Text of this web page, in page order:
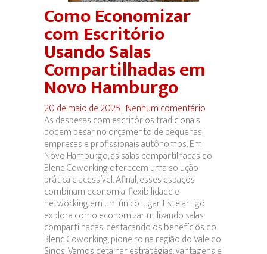
Como Economizar
com Escritório
Usando Salas
Compartilhadas em
Novo Hamburgo
20 de maio de 2025|Nenhum comentário
As despesas com escritórios tradicionais
podem pesar no orçamento de pequenas
empresas e profissionais autônomos. Em
Novo Hamburgo, as salas compartilhadas do
Blend Coworking oferecem uma solução
prática e acessível. Afinal, esses espaços
combinam economia, flexibilidade e
networking em um único lugar. Este artigo
explora como economizar utilizando salas
compartilhadas, destacando os benefícios do
Blend Coworking, pioneiro na região do Vale do